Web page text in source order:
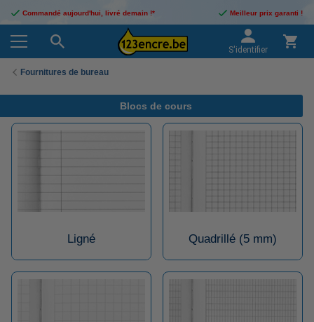
Commandé aujourd'hui, livré demain !* Meilleur prix garanti !
S'identifier
Fournitures de bureau
Blocs de cours
Ligné Quadrillé (5 mm)